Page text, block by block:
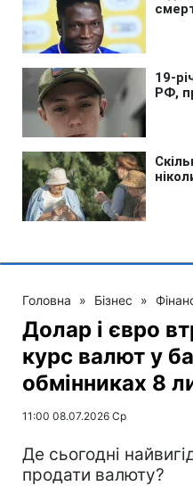
Головна » Бізнес »
Долар і євро
курс валют у
обмінниках 8
11:00 08.07.2026 Ср
Де сьогодні
продати валюту?